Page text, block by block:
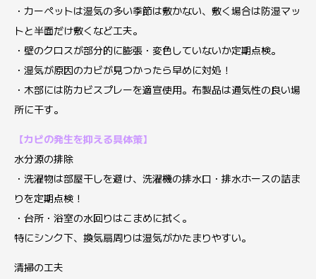
・カーペットは湿気の多い季節は敷かない、敷く場合は防湿マッ
トと半面だけ敷くなど工夫。
・壁のクロスが部分的に膨張・変色していないか定期点検。
・湿気が原因のカビが見つかったら早めに対処！
・木部には防カビスプレーを適宣使用。布製品は通気性の良い場
所に干す。
【カビの発生を抑える具体策】
水分源の排除
・洗濯物は部屋干しを避け、洗濯機の排水口・排水ホースの詰ま
りを定期点検！
・台所・浴室の水回りはこまめに拭く。
特にシンク下、換気扇周りは湿気がかたまりやすい。
清掃の工夫